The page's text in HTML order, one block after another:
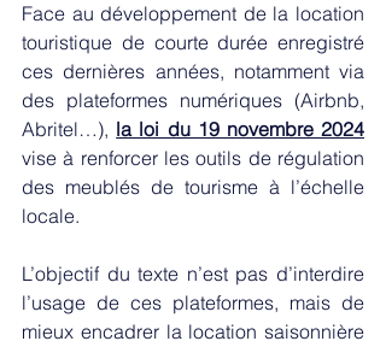
Face au développement de la location
touristique de courte durée enregistré
ces dernières années, notamment via
des plateformes numériques (Airbnb,
Abritel…), la loi du 19 novembre 2024
vise à renforcer les outils de régulation
des meublés de tourisme à l’échelle
locale.
L’objectif du texte n’est pas d’interdire
l’usage de ces plateformes, mais de
mieux encadrer la location saisonnière